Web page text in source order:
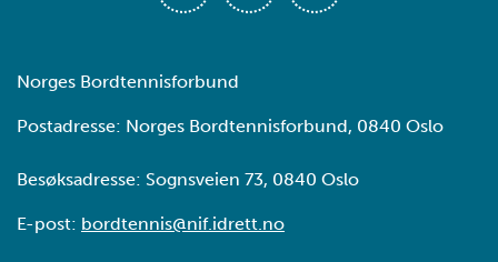
Norges Bordtennisforbund
Postadresse: Norges Bordtennisforbund, 0840 Oslo
Besøksadresse: Sognsveien 73, 0840 Oslo
E-post: bordtennis@nif.idrett.no